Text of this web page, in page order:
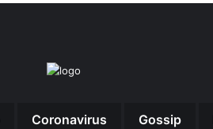
Coronavirus Gossip